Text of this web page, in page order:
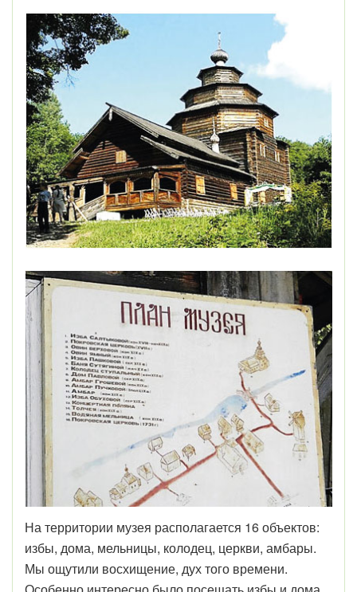
На территории музея располагается 16 объектов:
избы, дома, мельницы, колодец, церкви, амбары.
Мы ощутили восхищение, дух того времени.